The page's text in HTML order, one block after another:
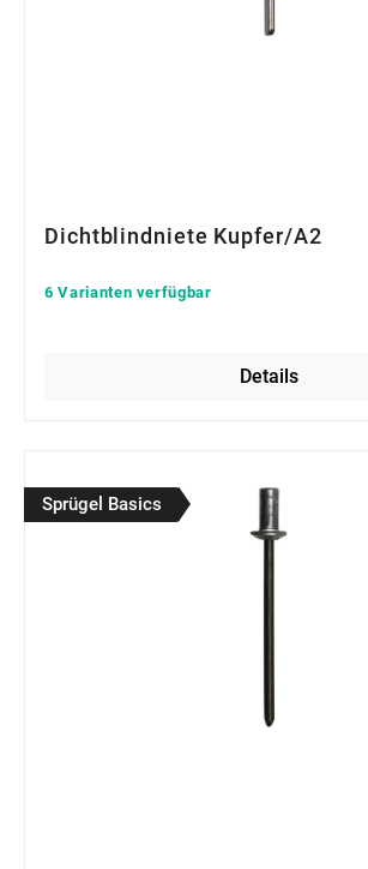
Dichtblindniete Kupfer/A2
6 Varianten verfügbar
Details
Sprügel Basics